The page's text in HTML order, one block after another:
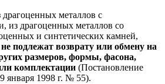
металлов с
из драгоценных металлов со
и синтетических камней,
не подлежат возврату или обмену на
размеров, формы, фасона,
комплектации (Постановление
января 1998 г. № 55).